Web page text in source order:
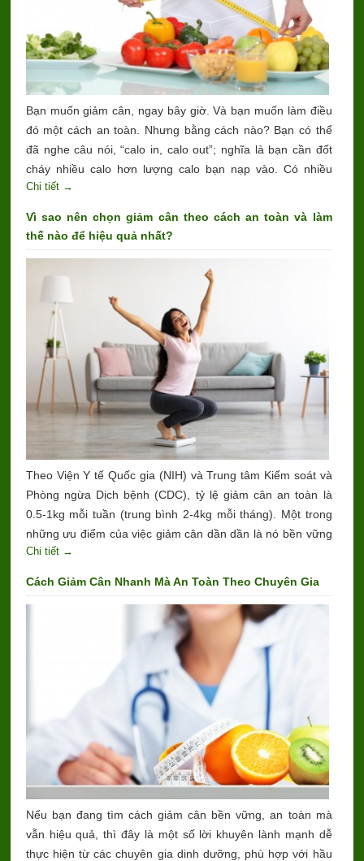
Bạn muốn giảm cân, ngay bây giờ. Và bạn muốn làm điều
đó một cách an toàn. Nhưng bằng cách nào? Bạn có thể
đã nghe câu nói, “calo in, calo out”; nghĩa là bạn cần đốt
cháy nhiều calo hơn lượng calo bạn nạp vào. Có nhiều
cách bạn có thể làm điều này mà không cần cắt giảm quá
Chi tiết →
Vì sao nên chọn giảm cân theo cách an toàn và làm
thế nào để hiệu quả nhất?
Theo Viện Y tế Quốc gia (NIH) và Trung tâm Kiểm soát và
Phòng ngừa Dịch bệnh (CDC), tỷ lệ giảm cân an toàn là
0.5-1kg mỗi tuần (trung bình 2-4kg mỗi tháng). Một trong
những ưu điểm của việc giảm cân dần dần là nó bền vững
hơn nhiều so với việc tuân theo chế độ ăn kiêng nghiêm
Chi tiết →
Cách Giảm Cân Nhanh Mà An Toàn Theo Chuyên Gia
Nếu bạn đang tìm cách giảm cân bền vững, an toàn mà
vẫn hiệu quả, thì đây là một số lời khuyên lành mạnh dễ
thực hiện từ các chuyên gia dinh dưỡng, phù hợp với hầu